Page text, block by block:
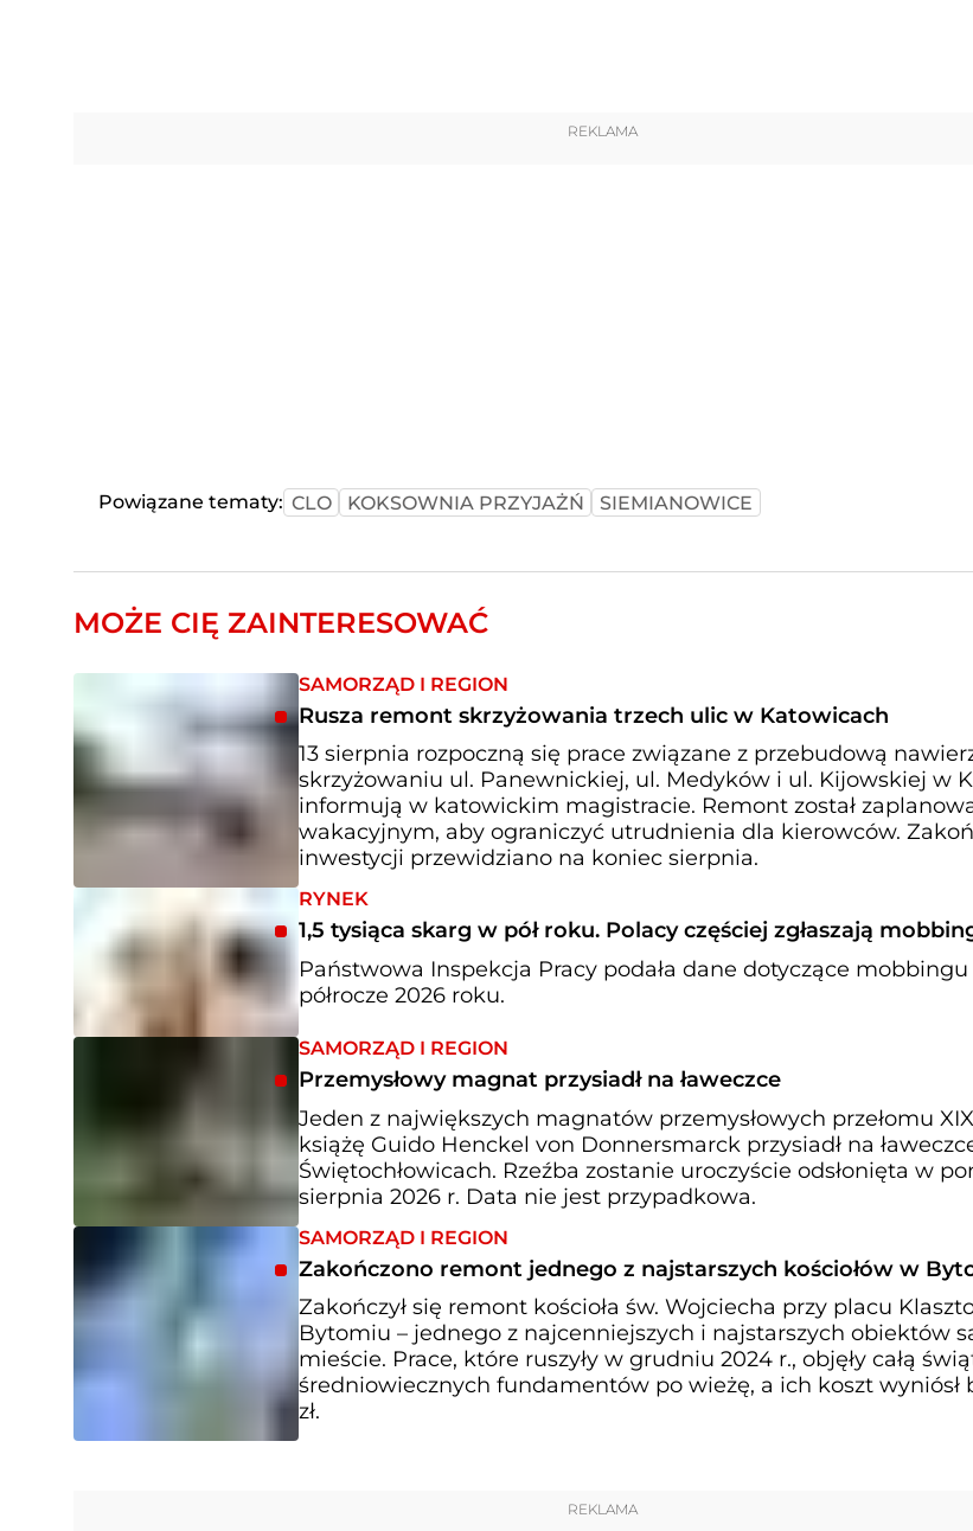
REKLAMA
Powiązane tematy: CLO KOKSOWNIA PRZYJAŻŃ SIEMIANOWICE
MOŻE CIĘ ZAINTERESOWAĆ
SAMORZĄD I REGION
Rusza remont skrzyżowania trzech ulic w Katowicach
13 sierpnia rozpoczną się prace związane z przebudową
skrzyżowaniu ul. Panewnickiej, ul. Medyków i ul. Kijowskiej w
informują w katowickim magistracie. Remont został
wakacyjnym, aby ograniczyć utrudnienia dla kierowców.
inwestycji przewidziano na koniec sierpnia.
RYNEK
1,5 tysiąca skarg w pół roku. Polacy częściej zgłaszają
Państwowa Inspekcja Pracy podała dane dotyczące mobbingu
półrocze 2026 roku.
SAMORZĄD I REGION
Przemysłowy magnat przysiadł na ławeczce
Jeden z największych magnatów przemysłowych przełomu
książę Guido Henckel von Donnersmarck przysiadł na
Świętochłowicach. Rzeźba zostanie uroczyście odsłonięta w
sierpnia 2026 r. Data nie jest przypadkowa.
SAMORZĄD I REGION
Zakończono remont jednego z najstarszych kościołów w
Zakończył się remont kościoła św. Wojciecha przy placu
Bytomiu – jednego z najcenniejszych i najstarszych obiektów
mieście. Prace, które ruszyły w grudniu 2024 r., objęły całą
średniowiecznych fundamentów po wieżę, a ich koszt wyniósł
zł.
REKLAMA